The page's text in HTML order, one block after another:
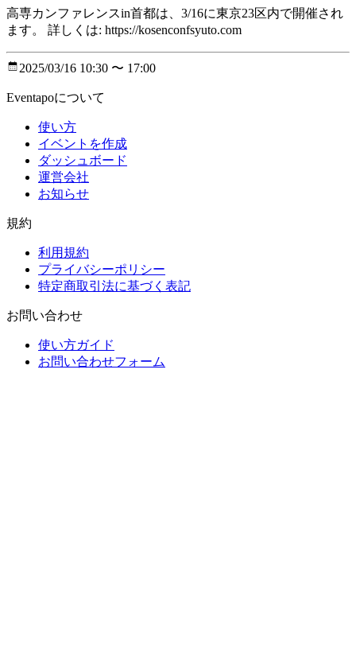
高専カンファレンスin首都は、3/16に東京23区内で開催され
ます。 詳しくは: https://kosenconfsyuto.com
2025/03/16 10:30 〜 17:00
Eventapoについて
使い方
イベントを作成
ダッシュボード
運営会社
お知らせ
規約
利用規約
プライバシーポリシー
特定商取引法に基づく表記
お問い合わせ
使い方ガイド
お問い合わせフォーム